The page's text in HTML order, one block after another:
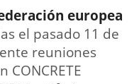
europea
el pasado 11 de
reuniones
CONCRETE